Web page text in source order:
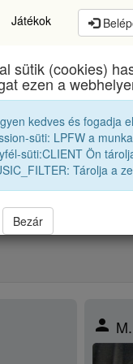
Játékok
Csere
tudjuk mit történt
person
sütik (cookies)
ezen a
kedves és fogadja
süti: LPFW a
süti:CLIENT Ön
Tárolja a
Bezár